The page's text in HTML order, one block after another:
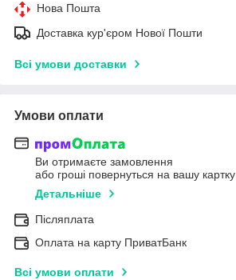
Нова Пошта
Доставка кур'єром Нової Пошти
Всі умови доставки
Умови оплати
Ви отримаєте замовлення
або гроші повернуться на вашу картку
Детальніше
Післяплата
Оплата на карту ПриватБанк
Всі умови оплати